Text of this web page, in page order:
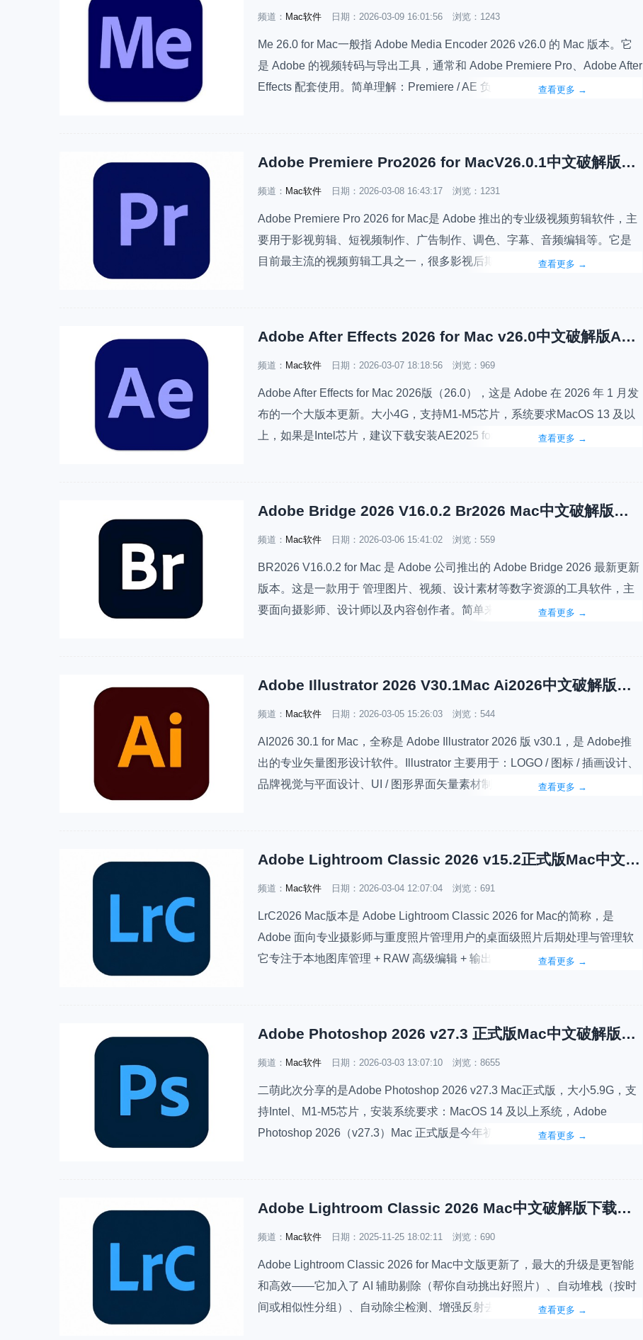
频道： Mac软件 日期： 2026-03-09 16:01:56 浏览：1243
Me 26.0 for Mac一般指 Adobe Media Encoder 2026 v26.0 的 Mac 版本。它
是 Adobe 的视频转码与导出工具，通常和 Adobe Premiere Pro、Adobe After
Effects 配套使用。简单理解：Premiere / AE 负责剪辑、特效，Media
查看更多 →
Adobe Premiere Pro2026 for MacV26.0.1中文破解版Pr2026最新下载安装
频道： Mac软件 日期： 2026-03-08 16:43:17 浏览：1231
Adobe Premiere Pro 2026 for Mac是 Adobe 推出的专业级视频剪辑软件，主
要用于影视剪辑、短视频制作、广告制作、调色、字幕、音频编辑等。它是
目前最主流的视频剪辑工具之一，很多影视后期、YouTuber、短视频团队都
查看更多 →
Adobe After Effects 2026 for Mac v26.0中文破解版AE2026最新下载安装
频道： Mac软件 日期： 2026-03-07 18:18:56 浏览：969
Adobe After Effects for Mac 2026版（26.0），这是 Adobe 在 2026 年 1 月发
布的一个大版本更新。大小4G，支持M1-M5芯片，系统要求MacOS 13 及以
上，如果是Intel芯片，建议下载安装AE2025 for Mac版本。AE是一款专业的
查看更多 →
Adobe Bridge 2026 V16.0.2 Br2026 Mac中文破解版下载安装
频道： Mac软件 日期： 2026-03-06 15:41:02 浏览：559
BR2026 V16.0.2 for Mac 是 Adobe 公司推出的 Adobe Bridge 2026 最新更新
版本。这是一款用于 管理图片、视频、设计素材等数字资源的工具软件，主
要面向摄影师、设计师以及内容创作者。简单来说，Bridge 就像是 Adobe 系
查看更多 →
Adobe Illustrator 2026 V30.1Mac Ai2026中文破解版下载安装
频道： Mac软件 日期： 2026-03-05 15:26:03 浏览：544
AI2026 30.1 for Mac，全称是 Adobe Illustrator 2026 版 v30.1，是 Adobe推
出的专业矢量图形设计软件。Illustrator 主要用于：LOGO / 图标 / 插画设计、
品牌视觉与平面设计、UI / 图形界面矢量素材制作、海报、印刷物、包装设
查看更多 →
Adobe Lightroom Classic 2026 v15.2正式版Mac中文破解版下载安装
频道： Mac软件 日期： 2026-03-04 12:07:04 浏览：691
LrC2026 Mac版本是 Adobe Lightroom Classic 2026 for Mac的简称，是
Adobe 面向专业摄影师与重度照片管理用户的桌面级照片后期处理与管理软
它专注于本地图库管理 + RAW 高级编辑 + 输出/打印/插件工作流，与云端版
查看更多 →
Adobe Photoshop 2026 v27.3 正式版Mac中文破解版下载安装
频道： Mac软件 日期： 2026-03-03 13:07:10 浏览：8655
二萌此次分享的是Adobe Photoshop 2026 v27.3 Mac正式版，大小5.9G，支
持Intel、M1-M5芯片，安装系统要求：MacOS 14 及以上系统，Adobe
Photoshop 2026（v27.3）Mac 正式版是今年初（2026 年 1 月份）发布的一
查看更多 →
Adobe Lightroom Classic 2026 Mac中文破解版下载安装教程
频道： Mac软件 日期： 2025-11-25 18:02:11 浏览：690
Adobe Lightroom Classic 2026 for Mac中文版更新了，最大的升级是更智能
和高效——它加入了 AI 辅助剔除（帮你自动挑出好照片）、自动堆栈（按时
间或相似性分组）、自动除尘检测、增强反射去除，还支持雪景蒙版、4K 导
查看更多 →